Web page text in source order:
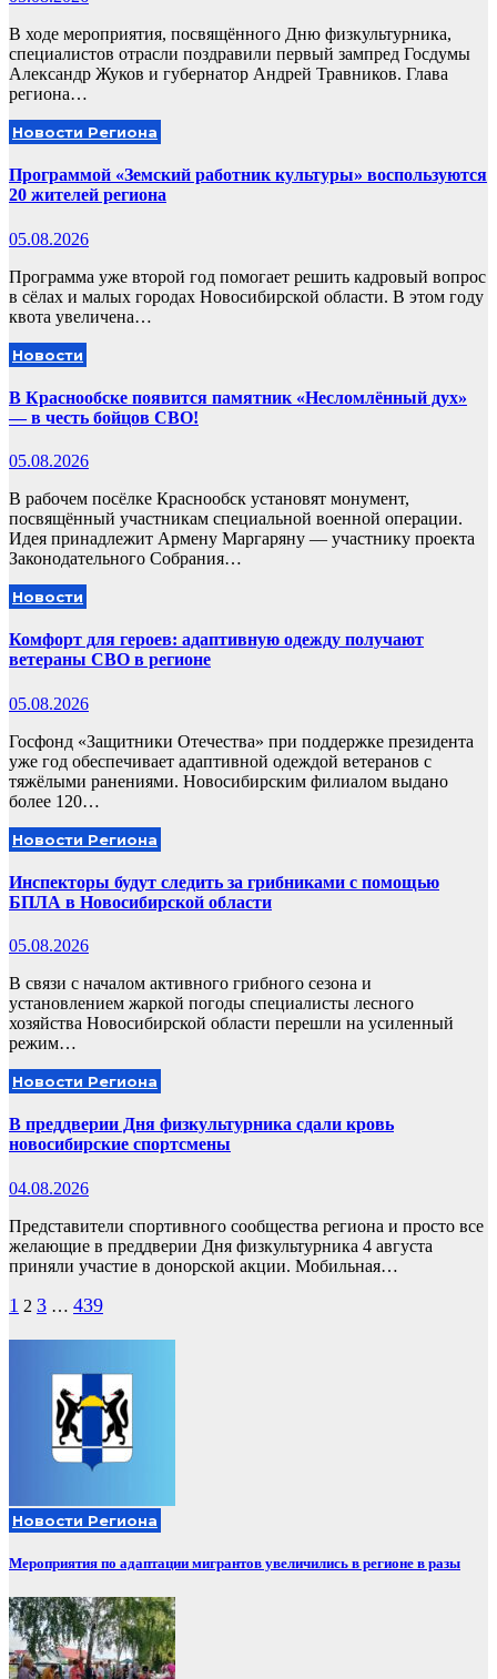
В ходе мероприятия, посвящённого Дню физкультурника,
специалистов отрасли поздравили первый зампред Госдумы
Александр Жуков и губернатор Андрей Травников. Глава
региона…
Новости Региона
Программой «Земский работник культуры» воспользуются
20 жителей региона
05.08.2026
Программа уже второй год помогает решить кадровый вопрос
в сёлах и малых городах Новосибирской области. В этом году
квота увеличена…
Новости
В Краснообске появится памятник «Несломлённый дух»
— в честь бойцов СВО!
05.08.2026
В рабочем посёлке Краснообск установят монумент,
посвящённый участникам специальной военной операции.
Идея принадлежит Армену Маргаряну — участнику проекта
Законодательного Собрания…
Новости
Комфорт для героев: адаптивную одежду получают
ветераны СВО в регионе
05.08.2026
Госфонд «Защитники Отечества» при поддержке президента
уже год обеспечивает адаптивной одеждой ветеранов с
тяжёлыми ранениями. Новосибирским филиалом выдано
более 120…
Новости Региона
Инспекторы будут следить за грибниками с помощью
БПЛА в Новосибирской области
05.08.2026
В связи с началом активного грибного сезона и
установлением жаркой погоды специалисты лесного
хозяйства Новосибирской области перешли на усиленный
режим…
Новости Региона
В преддверии Дня физкультурника сдали кровь
новосибирские спортсмены
04.08.2026
Представители спортивного сообщества региона и просто все
желающие в преддверии Дня физкультурника 4 августа
приняли участие в донорской акции. Мобильная…
Пагинация
записей
1 2 3 … 439
Новости Региона
Мероприятия по адаптации мигрантов увеличились в регионе в разы